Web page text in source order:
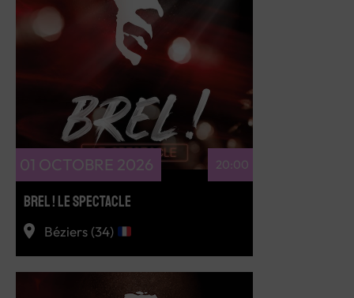
RÉSERVEZ
01 OCTOBRE 2026 20:00
BREL ! LE SPECTACLE
Béziers (34)